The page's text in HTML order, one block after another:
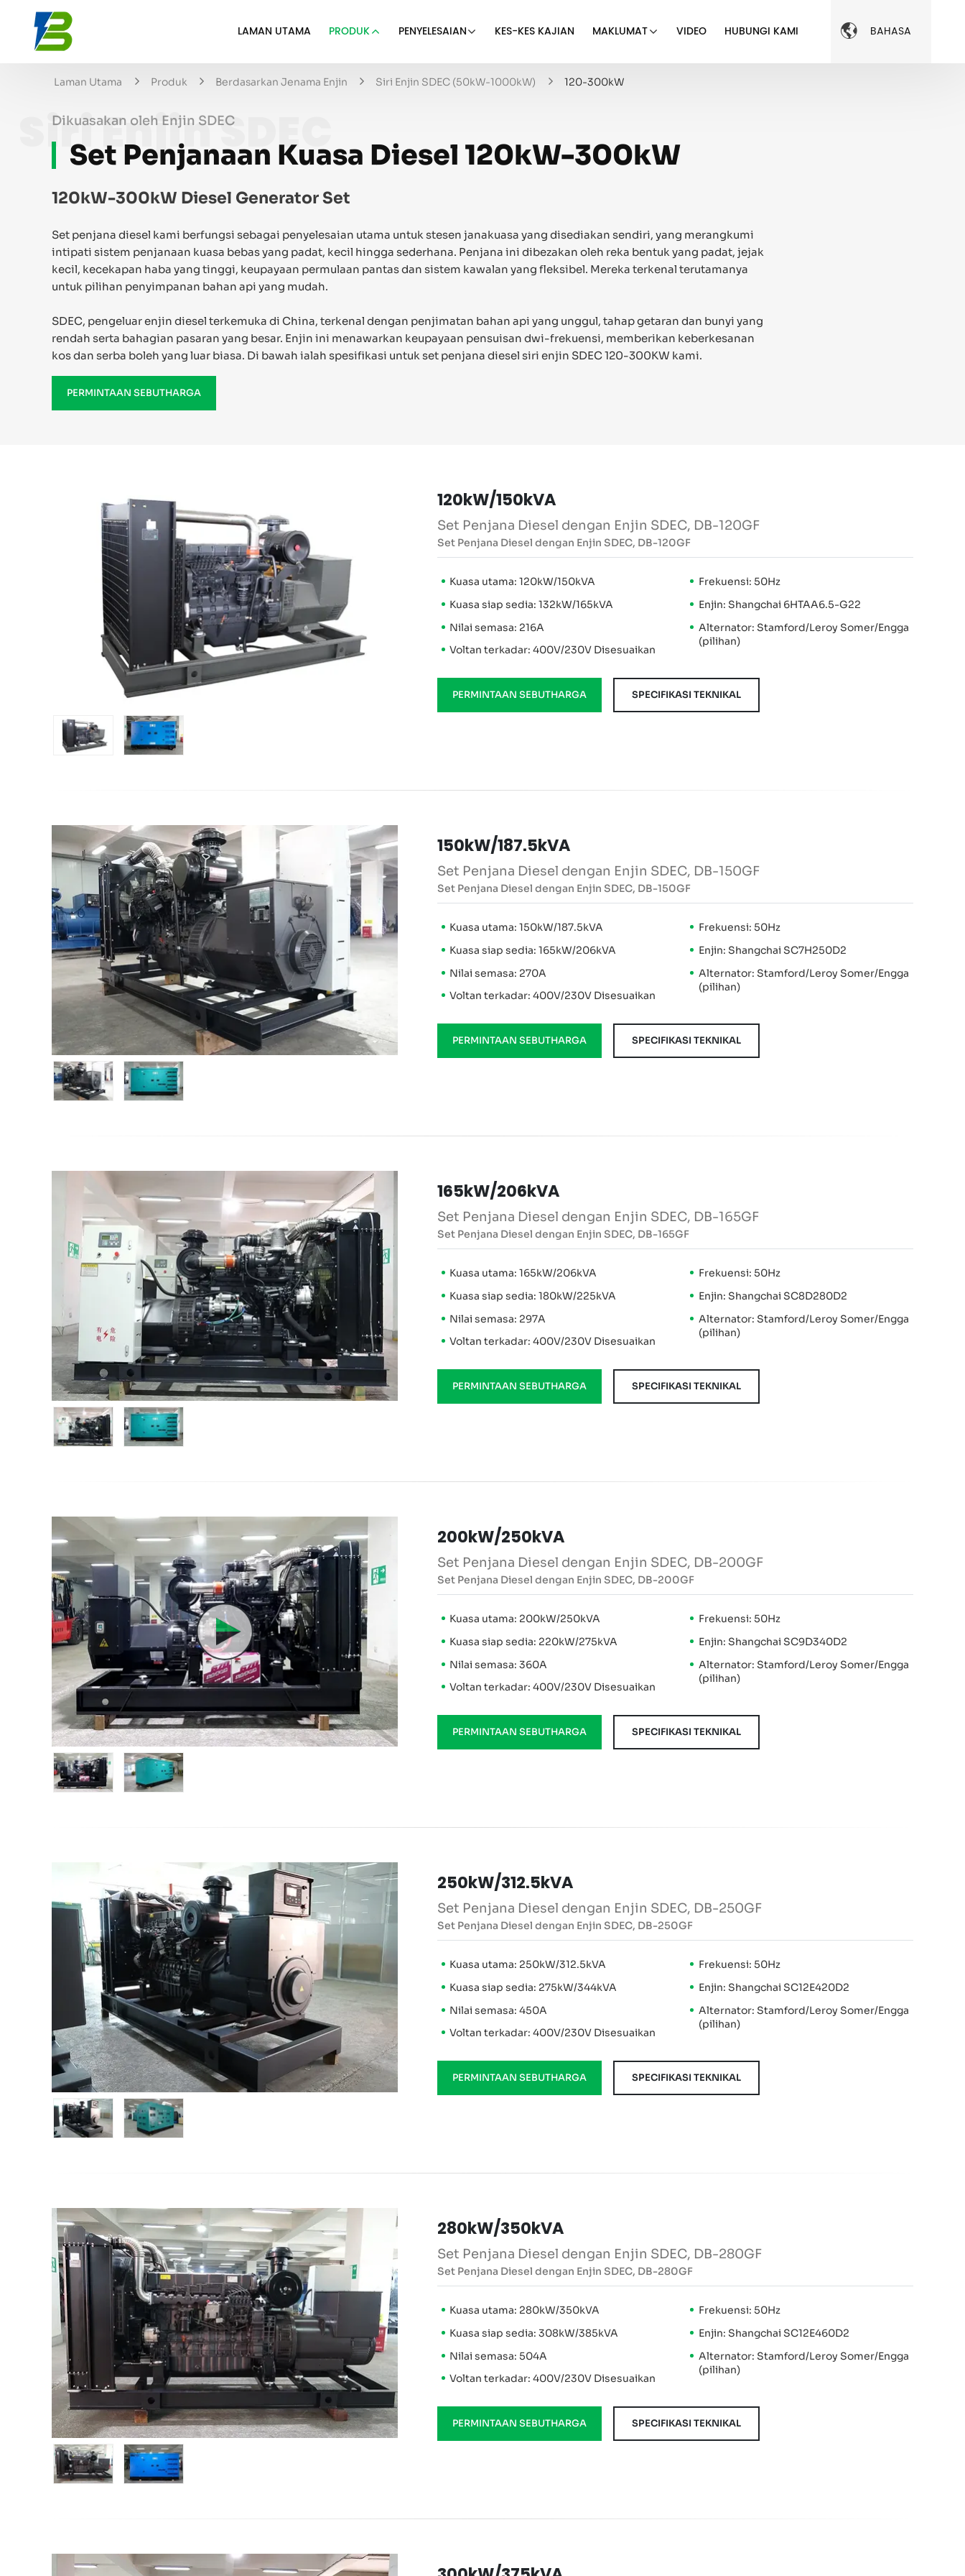
 BAHASA
LAMAN UTAMA PRODUK PENYELESAIAN KES-KES KAJIAN MAKLUMAT VIDEO HUBUNGI KAMI
Laman Utama Produk Berdasarkan Jenama Enjin Siri Enjin SDEC (50kW-1000kW) 120-300kW
Siri Enjin SDEC
Dikuasakan oleh Enjin SDEC
Set Penjanaan Kuasa Diesel 120kW-300kW
120kW-300kW Diesel Generator Set
Set penjana diesel kami berfungsi sebagai penyelesaian utama untuk stesen janakuasa yang disediakan sendiri, yang merangkumi
intipati sistem penjanaan kuasa bebas yang padat, kecil hingga sederhana. Penjana ini dibezakan oleh reka bentuk yang padat, jejak
kecil, kecekapan haba yang tinggi, keupayaan permulaan pantas dan sistem kawalan yang fleksibel. Mereka terkenal terutamanya
untuk pilihan penyimpanan bahan api yang mudah.
SDEC, pengeluar enjin diesel terkemuka di China, terkenal dengan penjimatan bahan api yang unggul, tahap getaran dan bunyi yang
rendah serta bahagian pasaran yang besar. Enjin ini menawarkan keupayaan pensuisan dwi-frekuensi, memberikan keberkesanan
kos dan serba boleh yang luar biasa. Di bawah ialah spesifikasi untuk set penjana diesel siri enjin SDEC 120-300KW kami.
PERMINTAAN SEBUTHARGA
120kW/150kVA
Set Penjana Diesel dengan Enjin SDEC, DB-120GF
Set Penjana Diesel dengan Enjin SDEC, DB-120GF
Kuasa utama: 120kW/150kVA
Kuasa siap sedia: 132kW/165kVA
Nilai semasa: 216A
Voltan terkadar: 400V/230V Disesuaikan
Frekuensi: 50Hz
Enjin: Shangchai 6HTAA6.5-G22
Alternator: Stamford/Leroy Somer/Engga
(pilihan)
PERMINTAAN SEBUTHARGA SPECIFIKASI TEKNIKAL
150kW/187.5kVA
Set Penjana Diesel dengan Enjin SDEC, DB-150GF
Set Penjana Diesel dengan Enjin SDEC, DB-150GF
Kuasa utama: 150kW/187.5kVA
Kuasa siap sedia: 165kW/206kVA
Nilai semasa: 270A
Voltan terkadar: 400V/230V Disesuaikan
Frekuensi: 50Hz
Enjin: Shangchai SC7H250D2
Alternator: Stamford/Leroy Somer/Engga
(pilihan)
PERMINTAAN SEBUTHARGA SPECIFIKASI TEKNIKAL
165kW/206kVA
Set Penjana Diesel dengan Enjin SDEC, DB-165GF
Set Penjana Diesel dengan Enjin SDEC, DB-165GF
Kuasa utama: 165kW/206kVA
Kuasa siap sedia: 180kW/225kVA
Nilai semasa: 297A
Voltan terkadar: 400V/230V Disesuaikan
Frekuensi: 50Hz
Enjin: Shangchai SC8D280D2
Alternator: Stamford/Leroy Somer/Engga
(pilihan)
PERMINTAAN SEBUTHARGA SPECIFIKASI TEKNIKAL
200kW/250kVA
Set Penjana Diesel dengan Enjin SDEC, DB-200GF
Set Penjana Diesel dengan Enjin SDEC, DB-200GF
Kuasa utama: 200kW/250kVA
Kuasa siap sedia: 220kW/275kVA
Nilai semasa: 360A
Voltan terkadar: 400V/230V Disesuaikan
Frekuensi: 50Hz
Enjin: Shangchai SC9D340D2
Alternator: Stamford/Leroy Somer/Engga
(pilihan)
PERMINTAAN SEBUTHARGA SPECIFIKASI TEKNIKAL
250kW/312.5kVA
Set Penjana Diesel dengan Enjin SDEC, DB-250GF
Set Penjana Diesel dengan Enjin SDEC, DB-250GF
Kuasa utama: 250kW/312.5kVA
Kuasa siap sedia: 275kW/344kVA
Nilai semasa: 450A
Voltan terkadar: 400V/230V Disesuaikan
Frekuensi: 50Hz
Enjin: Shangchai SC12E420D2
Alternator: Stamford/Leroy Somer/Engga
(pilihan)
PERMINTAAN SEBUTHARGA SPECIFIKASI TEKNIKAL
280kW/350kVA
Set Penjana Diesel dengan Enjin SDEC, DB-280GF
Set Penjana Diesel dengan Enjin SDEC, DB-280GF
Kuasa utama: 280kW/350kVA
Kuasa siap sedia: 308kW/385kVA
Nilai semasa: 504A
Voltan terkadar: 400V/230V Disesuaikan
Frekuensi: 50Hz
Enjin: Shangchai SC12E460D2
Alternator: Stamford/Leroy Somer/Engga
(pilihan)
PERMINTAAN SEBUTHARGA SPECIFIKASI TEKNIKAL